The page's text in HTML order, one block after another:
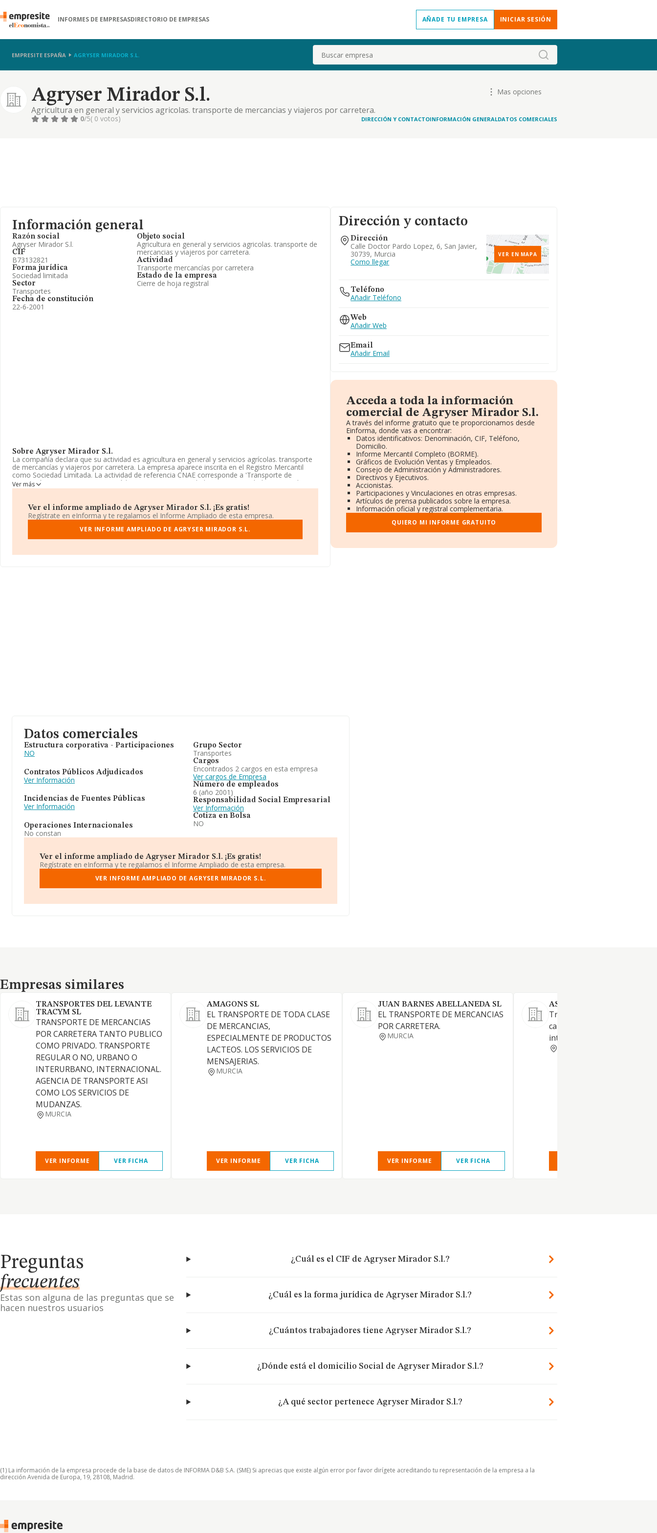
INFORMES DE EMPRESASDIRECTORIO DE EMPRESAS AÑADE TU EMPRESA INICIAR SESIÓN
EMPRESITE ESPAÑA AGRYSER MIRADOR S.L. Buscar
Agryser Mirador S.l.
Agricultura en general y servicios agricolas. transporte de mercancias y viajeros por carretera.
Mas opciones
0/5( 0 votos) DIRECCIÓN Y CONTACTOINFORMACIÓN GENERALDATOS COMERCIALES
Información general
Razón social
Agryser Mirador S.l.
CIF
B73132821
Forma jurídica
Sociedad limitada
Sector
Transportes
Fecha de constitución
22-6-2001
Objeto social
Agricultura en general y servicios agricolas. transporte de
mercancias y viajeros por carretera.
Actividad
Transporte mercancías por carretera
Estado de la empresa
Cierre de hoja registral
Sobre Agryser Mirador S.l.
La compañía declara que su actividad es agricultura en general y servicios agrícolas. transporte
de mercancías y viajeros por carretera. La empresa aparece inscrita en el Registro Mercantil
como Sociedad Limitada. La actividad de referencia CNAE corresponde a 'Transporte de
mercancías por carretera', cuyo Código es 4941. La sociedad no tiene actividad en mercados
exteriores.
La compañíaAgryser Mirador S.L, con CIF B73132821, tiene su domicilio social establecido en
Calle Doctor Pardo López núm. 6, (30739), en el municipio de El Mirador, Murcia.
Con los datos a disposición de INFORMA sobre 62.013 empresas pertenecientes al sector, a
nivel nacional la facturación asciende a 44.874 millones de euros y el promedio de la facturación
información sobre Murcia, en la base de datos INFORMA constan 2757 empresas, con ventas
Ver más
Ver el informe ampliado de Agryser Mirador S.l. ¡Es gratis!
Regístrate en eInforma y te regalamos el Informe Ampliado de esta empresa.
VER INFORME AMPLIADO DE AGRYSER MIRADOR S.L.
Dirección y contacto
Dirección
Calle Doctor Pardo Lopez, 6, San Javier,
30739, Murcia
Como llegar
VER EN MAPA
Teléfono
Añadir Teléfono
Web
Añadir Web
Email
Añadir Email
Acceda a toda la información
comercial de Agryser Mirador S.l.
A través del informe gratuito que te proporcionamos desde
Einforma, donde vas a encontrar:
Datos identificativos: Denominación, CIF, Teléfono,
Domicilio.
Informe Mercantil Completo (BORME).
Gráficos de Evolución Ventas y Empleados.
Consejo de Administración y Administradores.
Directivos y Ejecutivos.
Accionistas.
Participaciones y Vinculaciones en otras empresas.
Artículos de prensa publicados sobre la empresa.
Información oficial y registral complementaria.
QUIERO MI INFORME GRATUITO
Datos comerciales
Estructura corporativa - Participaciones
NO
Contratos Públicos Adjudicados
Ver Información
Incidencias de Fuentes Públicas
Ver Información
Operaciones Internacionales
No constan
Grupo Sector
Transportes
Cargos
Encontrados 2 cargos en esta empresa
Ver cargos de Empresa
Número de empleados
6 (año 2001)
Responsabilidad Social Empresarial
Ver Información
Cotiza en Bolsa
NO
Ver el informe ampliado de Agryser Mirador S.l. ¡Es gratis!
Regístrate en eInforma y te regalamos el Informe Ampliado de esta empresa.
VER INFORME AMPLIADO DE AGRYSER MIRADOR S.L.
Empresas similares
Empresas similares
TRANSPORTES DEL LEVANTE
TRACYM SL
TRANSPORTE DE MERCANCIAS
POR CARRETERA TANTO PUBLICO
COMO PRIVADO. TRANSPORTE
REGULAR O NO, URBANO O
INTERURBANO, INTERNACIONAL.
AGENCIA DE TRANSPORTE ASI
COMO LOS SERVICIOS DE
MUDANZAS.
MURCIA
VER INFORME VER FICHA
AMAGONS SL
EL TRANSPORTE DE TODA CLASE
DE MERCANCIAS,
ESPECIALMENTE DE PRODUCTOS
LACTEOS. LOS SERVICIOS DE
MENSAJERIAS.
MURCIA
VER INFORME VER FICHA
JUAN BARNES ABELLANEDA SL
EL TRANSPORTE DE MERCANCIAS
POR CARRETERA.
MURCIA
VER INFORME VER FICHA
ASCENSION GARCIA S.L.
Transporte de mercancías
carretera a nivel nacional e
internacional
Preguntas
frecuentes
Estas son alguna de las preguntas que se
hacen nuestros usuarios
¿Cuál es el CIF de Agryser Mirador S.l.?
¿Cuál es la forma jurídica de Agryser Mirador S.l.?
¿Cuántos trabajadores tiene Agryser Mirador S.l.?
¿Dónde está el domicilio Social de Agryser Mirador S.l.?
¿A qué sector pertenece Agryser Mirador S.l.?
(1) La información de la empresa procede de la base de datos de INFORMA D&B S.A. (SME) Si aprecias que existe algún error por favor dirígete acreditando tu representación de la empresa a la
dirección Avenida de Europa, 19, 28108, Madrid.